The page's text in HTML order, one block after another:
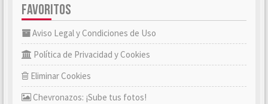
FAVORITOS
Aviso Legal y Condiciones de Uso
Política de Privacidad y Cookies
Eliminar Cookies
Chevronazos: ¡Sube tus fotos!